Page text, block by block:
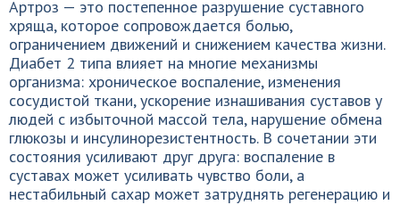
Артроз — это постепенное разрушение суставного
хряща, которое сопровождается болью,
ограничением движений и снижением качества жизни.
Диабет 2 типа влияет на многие механизмы
организма: хроническое воспаление, изменения
сосудистой ткани, ускорение изнашивания суставов у
людей с избыточной массой тела, нарушение обмена
глюкозы и инсулинорезистентность. В сочетании эти
состояния усиливают друг друга: воспаление в
суставах может усиливать чувство боли, а
нестабильный сахар может затруднять регенерацию и